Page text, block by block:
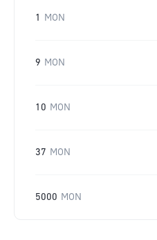
1 MON
9 MON
10 MON
37 MON
5000 MON